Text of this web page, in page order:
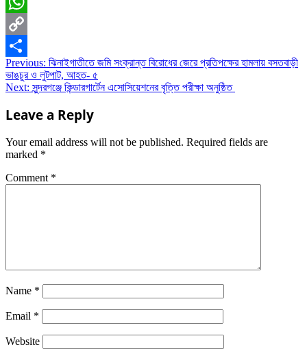
WhatsApp
Copy
Link
Share
Post
navigation
Previous: ঝিনাইগাতীতে জমি সংক্রান্ত বিরোধের জেরে প্রতিপক্ষের হামলায় বসতবাড়ী
ভাঙচুর ও লুটপাট, আহত- ৫
Next: সুন্দরগঞ্জে কিন্ডারগার্টেন এসোসিয়েশনের বৃত্তি পরীক্ষা অনুষ্ঠিত
Leave a Reply
Your email address will not be published. Required fields are
marked *
Comment *
Name *
Email *
Website